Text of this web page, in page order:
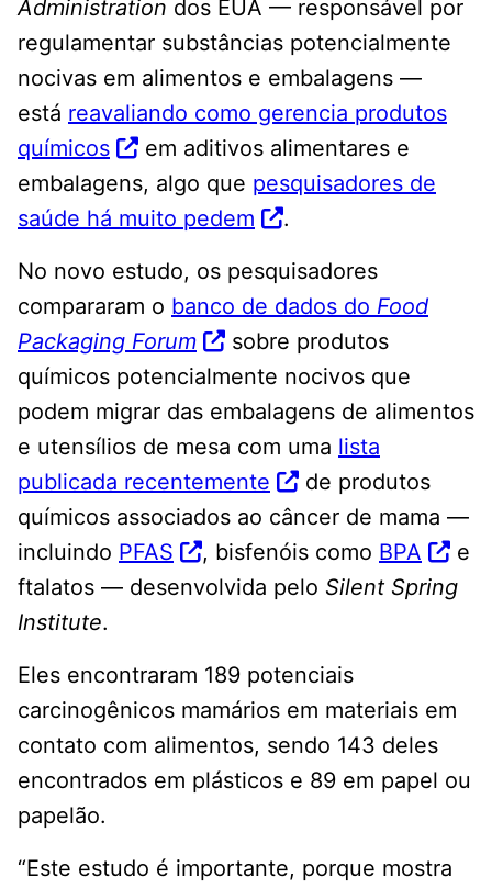
Administration dos EUA — responsável por
regulamentar substâncias potencialmente
nocivas em alimentos e embalagens —
está reavaliando como gerencia produtos
químicos
em aditivos alimentares e
embalagens, algo que pesquisadores de
saúde há muito pedem
.
No novo estudo, os pesquisadores
compararam o banco de dados do Food
Packaging Forum
sobre produtos
químicos potencialmente nocivos que
podem migrar das embalagens de alimentos
e utensílios de mesa com uma lista
publicada recentemente
de produtos
químicos associados ao câncer de mama —
incluindo PFAS , bisfenóis como BPA
e
ftalatos — desenvolvida pelo Silent Spring
Institute.
Eles encontraram 189 potenciais
carcinogênicos mamários em materiais em
contato com alimentos, sendo 143 deles
encontrados em plásticos e 89 em papel ou
papelão.
“Este estudo é importante, porque mostra